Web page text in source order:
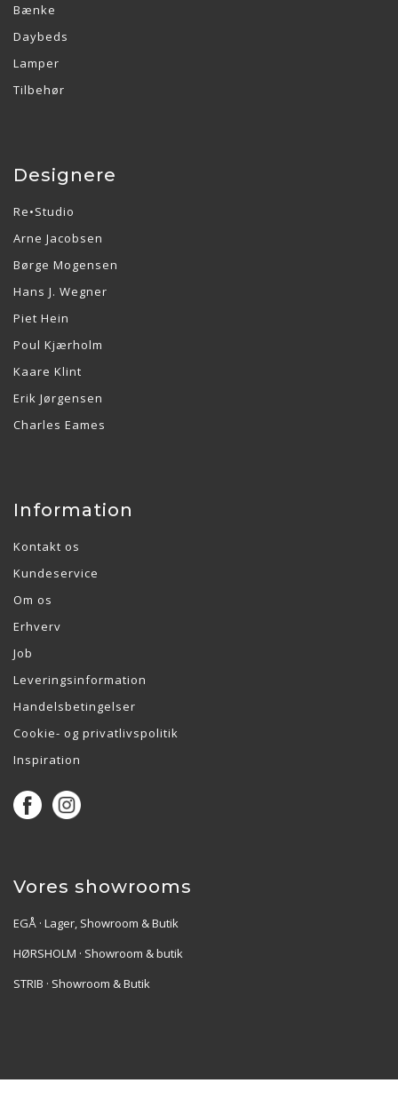
Bænke
Daybeds
Lamper
Tilbehør
Designere
Re•Studio
Arne Jacobsen
Børge Mogensen
Hans J. Wegner
Piet Hein
Poul Kjærholm
Kaare Klint
Erik Jørgensen
Charles Eames
Information
Kontakt os
Kundeservice
Om os
Erhverv
Job
Leveringsinformation
Handelsbetingelser
Cookie- og privatlivspolitik
Inspiration
Vores showrooms
EGÅ · Lager, Showroom & Butik
HØRSHOLM · Showroom & butik
STRIB · Showroom & Butik